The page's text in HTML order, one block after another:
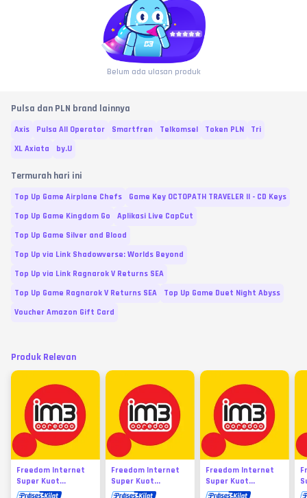
Belum ada ulasan produk
Pulsa dan PLN brand lainnya
Axis Pulsa All Operator Smartfren Telkomsel Token PLN
Tri
XL Axiata
by.U
Termurah hari ini
Top Up Game Airplane Chefs
Game Key OCTOPATH TRAVELER II - CD Keys
Top Up Game Kingdom Go
Aplikasi Live CapCut
Top Up Game Silver and Blood
Top Up via Link Shadowverse: Worlds Beyond
Top Up via Link Ragnarok V Returns SEA
Top Up Game Ragnarok V Returns SEA
Top Up Game Duet Night Abyss
Voucher Amazon Gift Card
Produk Relevan
Freedom Internet
Super Kuot...
Freedom Internet
Super Kuot...
Freedom Internet
Super Kuot...